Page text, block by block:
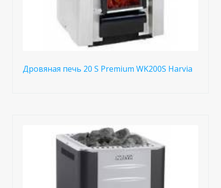
Дровяная печь 20 S Premium WK200S Harvia